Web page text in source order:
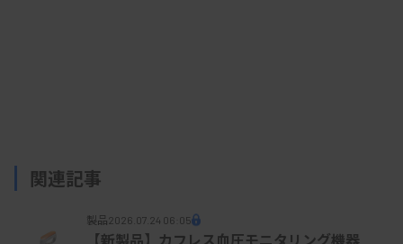
資料はこちら
関連記事
製品2026.07.24 06:05
【新製品】カフレス血圧モニタリング機器